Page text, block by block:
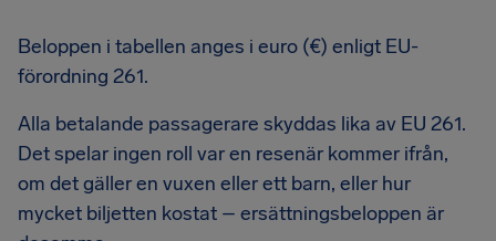
Beloppen i tabellen anges i euro (€) enligt EU-
förordning 261.
Alla betalande passagerare skyddas lika av EU 261.
Det spelar ingen roll var en resenär kommer ifrån,
om det gäller en vuxen eller ett barn, eller hur
mycket biljetten kostat – ersättningsbeloppen är